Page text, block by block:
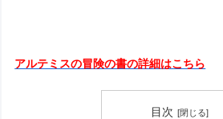
アルテミスの冒険の書の詳細はこちら
目次